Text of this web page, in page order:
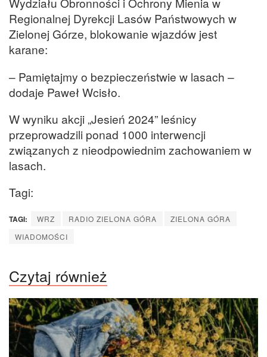
Regionalnej Dyrekcji Lasów Państwowych w
Zielonej Górze, blokowanie wjazdów jest
karane:
– Pamiętajmy o bezpieczeństwie w lasach –
dodaje Paweł Wcisło.
W wyniku akcji „Jesień 2024” leśnicy
przeprowadzili ponad 1000 interwencji
związanych z nieodpowiednim zachowaniem w
lasach.
Tagi:
TAGI: WRZ RADIO ZIELONA GÓRA
ZIELONA GÓRA
WIADOMOŚCI
Czytaj również